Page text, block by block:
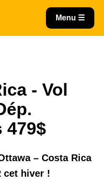
- Vol
479$
– Costa Rica
cet hiver !